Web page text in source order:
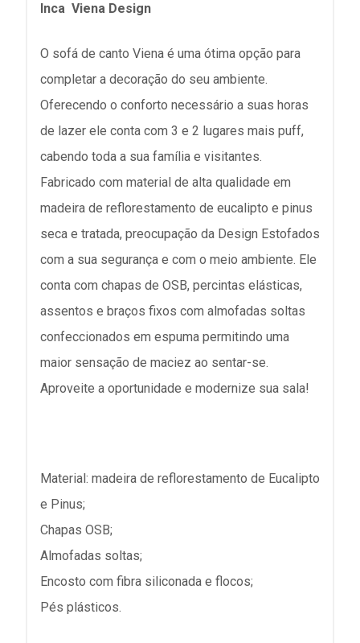
Inca Viena Design
O sofá de canto Viena é uma ótima opção para
completar a decoração do seu ambiente.
Oferecendo o conforto necessário a suas horas
de lazer ele conta com 3 e 2 lugares mais puff,
cabendo toda a sua família e visitantes.
Fabricado com material de alta qualidade em
madeira de reflorestamento de eucalipto e pinus
seca e tratada, preocupação da Design Estofados
com a sua segurança e com o meio ambiente. Ele
conta com chapas de OSB, percintas elásticas,
assentos e braços fixos com almofadas soltas
confeccionados em espuma permitindo uma
maior sensação de maciez ao sentar-se.
Aproveite a oportunidade e modernize sua sala!
Material: madeira de reflorestamento de Eucalipto
e Pinus;
Chapas OSB;
Almofadas soltas;
Encosto com fibra siliconada e flocos;
Pés plásticos.